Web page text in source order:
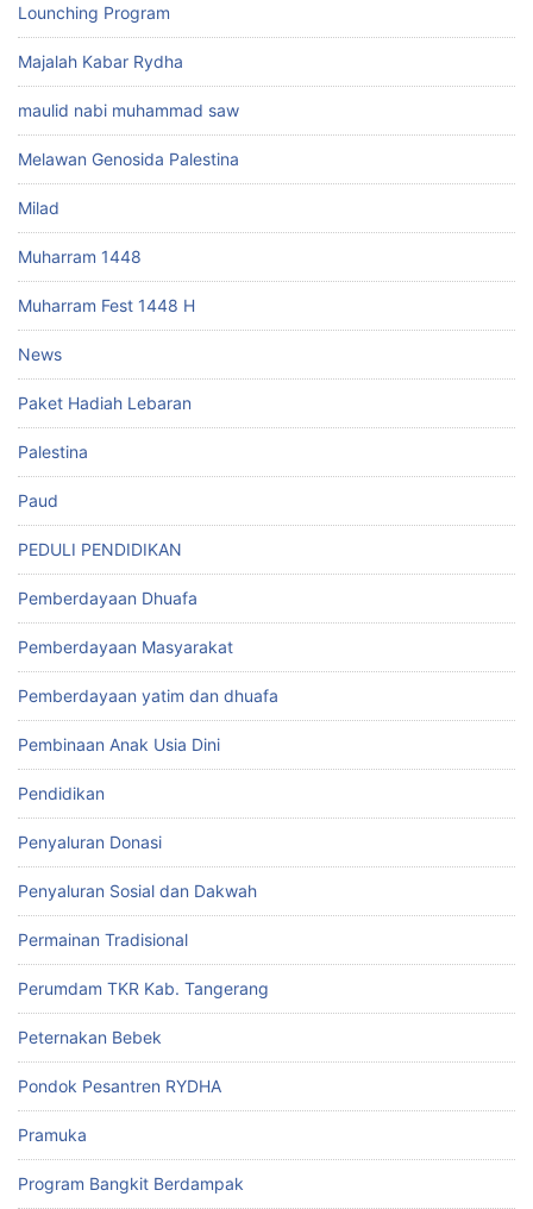
Lounching Program
Majalah Kabar Rydha
maulid nabi muhammad saw
Melawan Genosida Palestina
Milad
Muharram 1448
Muharram Fest 1448 H
News
Paket Hadiah Lebaran
Palestina
Paud
PEDULI PENDIDIKAN
Pemberdayaan Dhuafa
Pemberdayaan Masyarakat
Pemberdayaan yatim dan dhuafa
Pembinaan Anak Usia Dini
Pendidikan
Penyaluran Donasi
Penyaluran Sosial dan Dakwah
Permainan Tradisional
Perumdam TKR Kab. Tangerang
Peternakan Bebek
Pondok Pesantren RYDHA
Pramuka
Program Bangkit Berdampak